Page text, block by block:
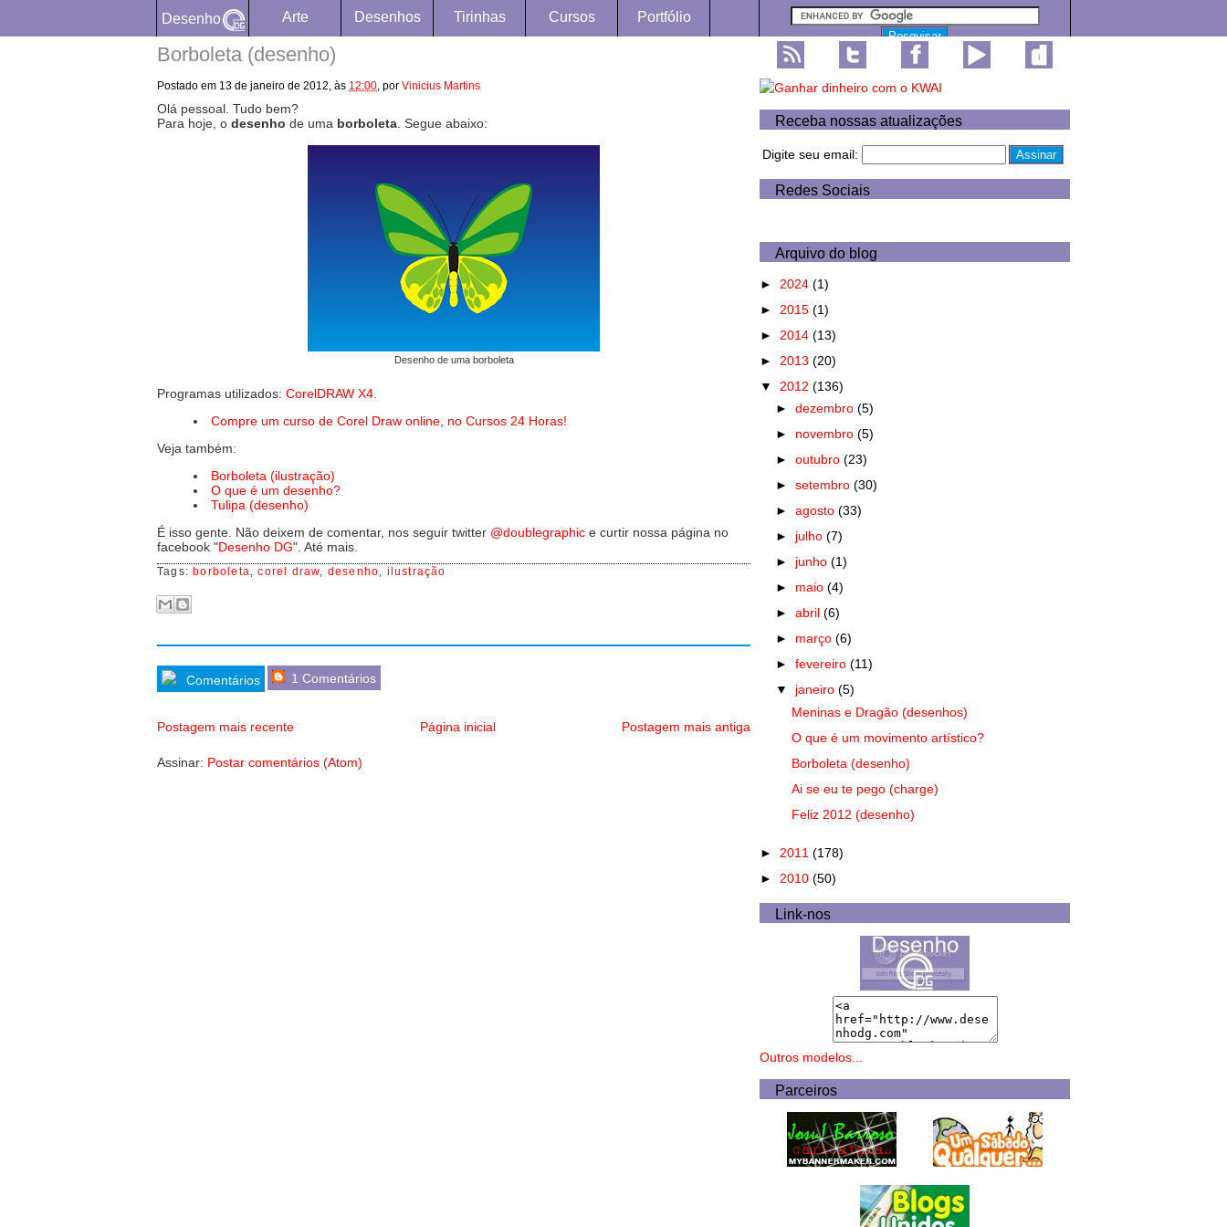
Desenho Arte Desenhos Tirinhas Cursos Portfólio
Borboleta (desenho)
Postado em 13 de janeiro de 2012, às 12:00, por Vinicius Martins
Olá pessoal. Tudo bem?
Para hoje, o desenho de uma borboleta . Segue abaixo:
Desenho de uma borboleta
Programas utilizados: CorelDRAW X4
Compre um curso de Corel Draw online, no Cursos 24 Horas!
Veja também:
Borboleta (ilustração)
O que é um desenho?
Tulipa (desenho)
É isso gente. Não deixem de comentar, nos seguir twitter @doublegraphic e curtir nossa página no
facebook "Desenho DG". Até mais.
Tags: borboleta,corel draw, desenho, ilustração
Comentários 1 Comentários
Postagem mais recente Postagem mais antiga
Página inicial
Assinar: Postar comentários (Atom)
Receba nossas atualizações
Digite seu email:
Redes Sociais
Arquivo do blog
► 2024 (1)
► 2015 (1)
► 2014 (13)
► 2013 (20)
▼ 2012 (136)
► dezembro (5)
► novembro (5)
► outubro (23)
► setembro (30)
► agosto (33)
► julho (7)
► junho (1)
► maio (4)
► abril (6)
► março (6)
► fevereiro (11)
▼ janeiro (5)
Meninas e Dragão (desenhos)
O que é um movimento artístico?
Borboleta (desenho)
Ai se eu te pego (charge)
Feliz 2012 (desenho)
► 2011 (178)
► 2010 (50)
Link-nos
Outros modelos...
Parceiros